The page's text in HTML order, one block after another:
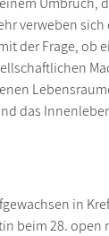
verweben
der Frage, ob
das
in
beim 28.